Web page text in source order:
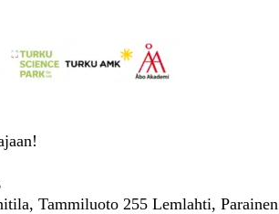
Tammiluoto 255 Lemlahti, Parainen